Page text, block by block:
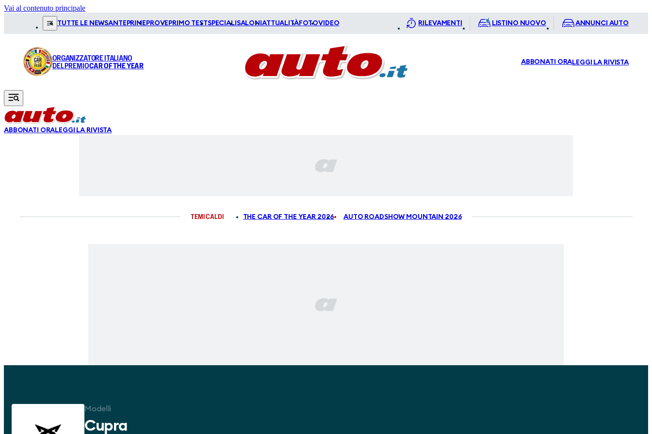
Vai al contenuto principale
TUTTE LE NEWSANTEPRIME PROVE PRIMO TESTSPECIALI SALONI ATTUALITÀFOTOVIDEO RILEVAMENTI LISTINO NUOVO ANNUNCI AUTO
ORGANIZZATORE ITALIANO
DEL PREMIOCAR OF THE YEAR ABBONATI ORALEGGI LA RIVISTA
ABBONATI ORALEGGI LA RIVISTA
TEMI CALDI THE CAR OF THE YEAR 2026 AUTO ROADSHOW MOUNTAIN 2026
Modelli
Cupra